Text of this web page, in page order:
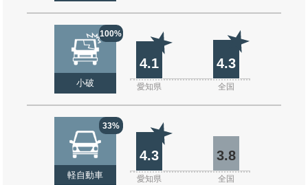
100%
小破
4.1 4.3
愛知県 全国
33%
軽自動車
4.3 3.8
愛知県 全国